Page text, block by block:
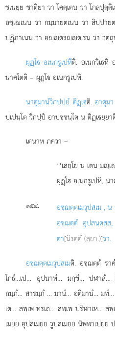
ชเนยฺย ชาติยา วา โคตฺเตน วา โกลปุตฺ
อชฺเฌเนน วา กมฺมายตเนน วา สิปฺปาย
ปฏิภาเนน วา อฺตรฺตเรน วา วตฺถุ
ผุฏฺโ อเนกรูเปหีติ. อเนกวิเธหิ
นาคโตติ – ผุฏฺโ อเนกรูเปหิ.
นาตุมานํวิกปฺปยํ ติฏฺเติ.อาตุมา
ปฺเปนฺโต วิกปฺปํ อาปชฺชนฺโต น ติฏฺเยฺย
เตนาห ภควา –
‘‘เสยฺโย น เตน มฺเ
ผุฏฺโ อเนกรูเปหิ, น
๑๕๔. อชฺฌตฺตเมวุปสเม , น
อชฺฌตฺตํ อุปสนฺตสฺส
ตา[นิรตฺตํ (สฺยา.)]วา.
อชฺฌตฺตเมวุปสเมติ. อชฺฌตฺตํ รา
โกธํ…เป… อุปนาหํ… มกฺขํ… ปฬาสํ
ถมฺภํ… สารมฺภํ … มานํ… อติมานํ… มทํ…
เต… สพฺเพ ทรเถ… สพฺเพ ปริฬาเห… ส
เมยฺย อุปสเมยฺย วูปสเมยฺย นิพฺพาเปยฺย